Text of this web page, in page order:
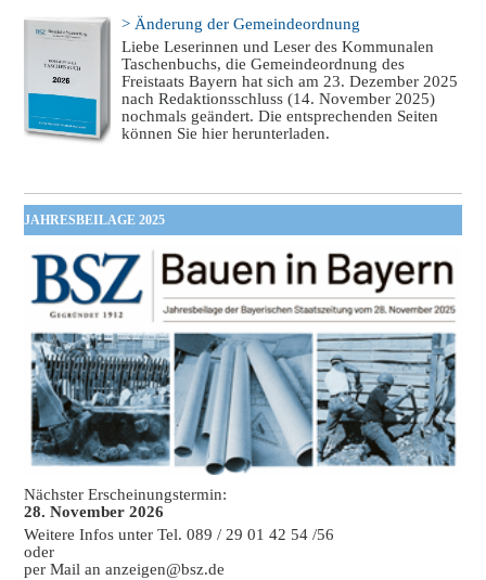
> Änderung der Gemeindeordnung
Liebe Leserinnen und Leser des Kommunalen
Taschenbuchs, die Gemeindeordnung des
Freistaats Bayern hat sich am 23. Dezember 2025
nach Redaktionsschluss (14. November 2025)
nochmals geändert. Die entsprechenden Seiten
können Sie hier herunterladen.
JAHRESBEILAGE 2025
Nächster Erscheinungstermin:
28. November 2026
Weitere Infos unter Tel. 089 / 29 01 42 54 /56
oder
per Mail ananzeigen@bsz.de